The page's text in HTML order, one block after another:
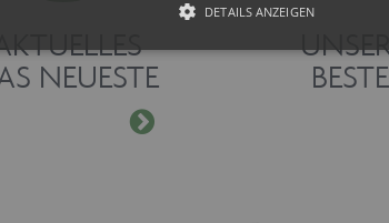
NEUESTE
DETAILS ANZEIGEN
ermöglichen wesentliche Kernfunktionen der Website wie auch